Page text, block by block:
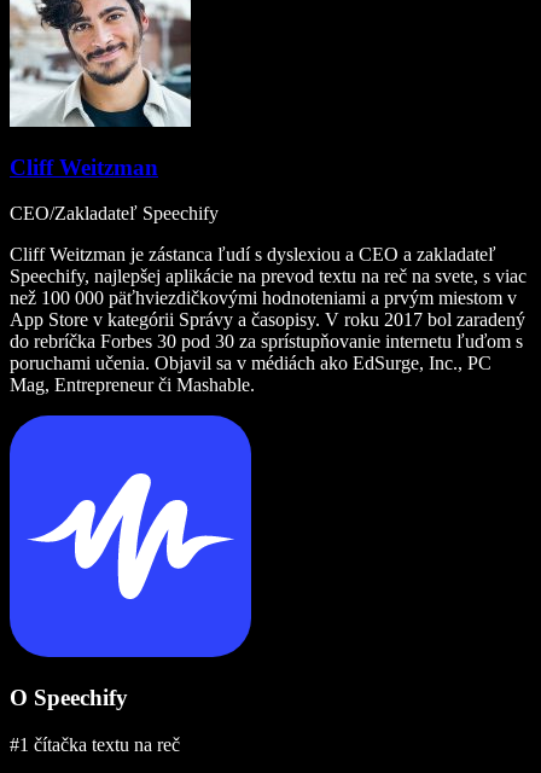
Cliff Weitzman
CEO/Zakladateľ Speechify
Cliff Weitzman je zástanca ľudí s dyslexiou a CEO a zakladateľ
Speechify, najlepšej aplikácie na prevod textu na reč na svete, s viac
než 100 000 päťhviezdičkovými hodnoteniami a prvým miestom v
App Store v kategórii Správy a časopisy. V roku 2017 bol zaradený
do rebríčka Forbes 30 pod 30 za sprístupňovanie internetu ľuďom s
poruchami učenia. Objavil sa v médiách ako EdSurge, Inc., PC
Mag, Entrepreneur či Mashable.
O Speechify
#1 čítačka textu na reč